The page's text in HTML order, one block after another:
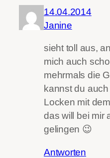
14.04.2014
Janine
sieht toll aus,
mich auch
mehrmals die
kannst du
Locken mit
das will bei mir
gelingen 😉
Antworten